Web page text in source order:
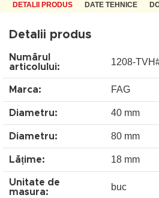
DETALII PRODUS DATE TEHNICE
Detalii produs
Numărul
articolului:
1208-
Marca: FAG
Diametru: 40 mm
Diametru: 80 mm
Lățime: 18 mm
Unitate de
masura:
buc